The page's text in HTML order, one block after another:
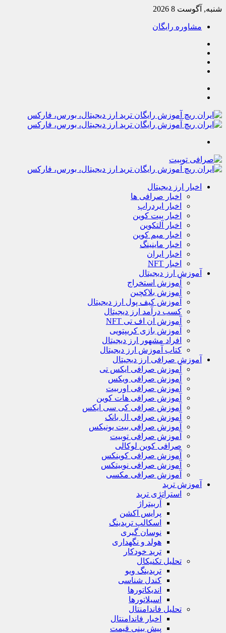
شنبه, آگوست 8 2026
مشاوره رایگان
اخبار ارز دیجیتال
اخبار صرافی ها
اخبار ایردراپ
اخبار بیت کوین
اخبار آلتکوین
اخبار میم کوین
اخبار ماینینگ
اخبار ایران
اخبار NFT
آموزش ارز دیجیتال
آموزش استخراج
آموزش بلاکچین
آموزش کیف پول ارز دیجیتال
کسب درآمد ارز دیجیتال
آموزش ان اف تی NFT
آموزش بازی کریپتویی
افراد مشهور ارز دیجیتال
کتاب آموزش ارز دیجیتال
آموزش صرافی ارز دیجیتال
آموزش صرافی ایکس تی
آموزش صرافی ویکس
آموزش صرافی اوربیت
آموزش صرافی هات کوین
آموزش صرافی کی سی ایکس
آموزش صرافی ال بانک
آموزش صرافی بیت یونیکس
آموزش صرافی توبیت
صرافی کوین لوکالی
آموزش صرافی کوینکس
آموزش صرافی نوبیتکس
آموزش صرافی مکسی
آموزش ترید
استراتژی‌ ترید
آربیتراژ
پرایس اکشن
اسکالپ تریدینگ
نوسان گیری
هولد و نگهداری
ترید خودکار
تحلیل تکنیکال
تریدینگ ویو
کندل شناسی
اندیکاتورها
اسیلاتورها
تحلیل فاندامنتال
اخبار فاندامنتال
پیش بینی قیمت